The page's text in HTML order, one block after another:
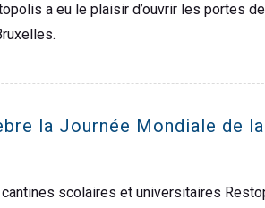
a eu le plaisir d’ouvrir les portes
la Journée Mondiale de
scolaires et universitaires